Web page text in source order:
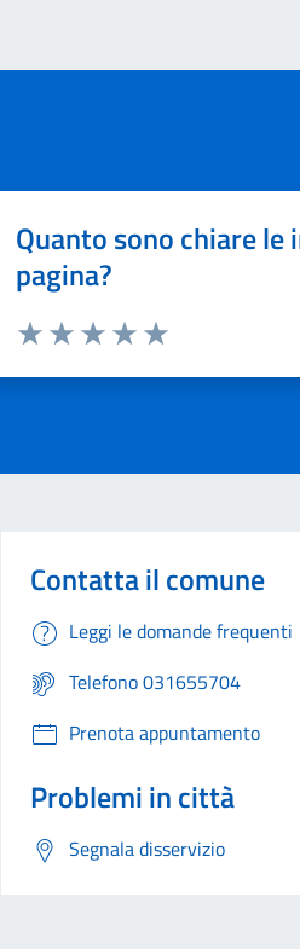
Quanto sono chiare
pagina?
Contatta il comune
Leggi le domande frequenti
Telefono 031655704
Prenota appuntamento
Problemi in città
Segnala disservizio